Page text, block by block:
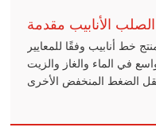
الكربوني 40 هو منتج خط أنابيب وفقًا للمعايير
في الماء والغاز والزيت